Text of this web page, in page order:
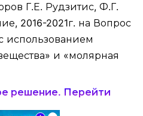
Г.Е. Рудзитис, Ф.Г.
2016-2021г. на Вопрос
использованием
и «молярная
решение. Перейти